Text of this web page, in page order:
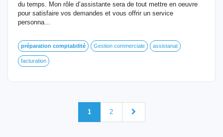
du temps. Mon rôle d’assistante sera de tout mettre en oeuvre
pour satisfaire vos demandes et vous offrir un service
personna...
préparation comptabilité Gestion commerciale assistanat
facturation
1 2